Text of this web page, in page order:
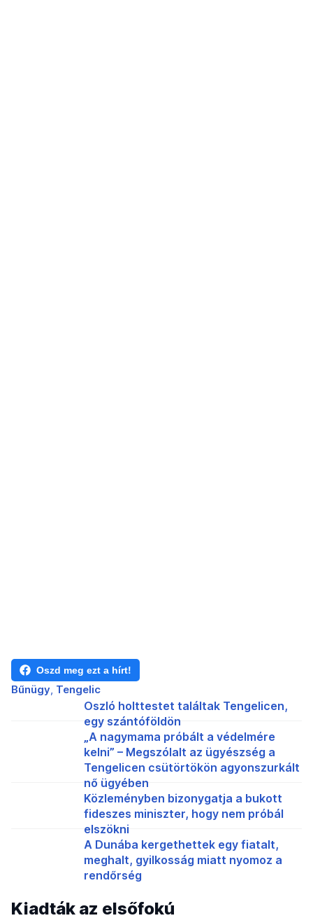
Oszd meg ezt a hírt!
Bűnügy Tengelic
Oszló holttestet találtak Tengelicen,
egy szántóföldön
„A nagymama próbált a védelmére
kelni” – Megszólalt az ügyészség a
Tengelicen csütörtökön agyonszurkált
nő ügyében
Közleményben bizonygatja a bukott
fideszes miniszter, hogy nem próbál
elszökni
A Dunába kergethettek egy fiatalt,
meghalt, gyilkosság miatt nyomoz a
rendőrség
Kiadták az elsőfokú